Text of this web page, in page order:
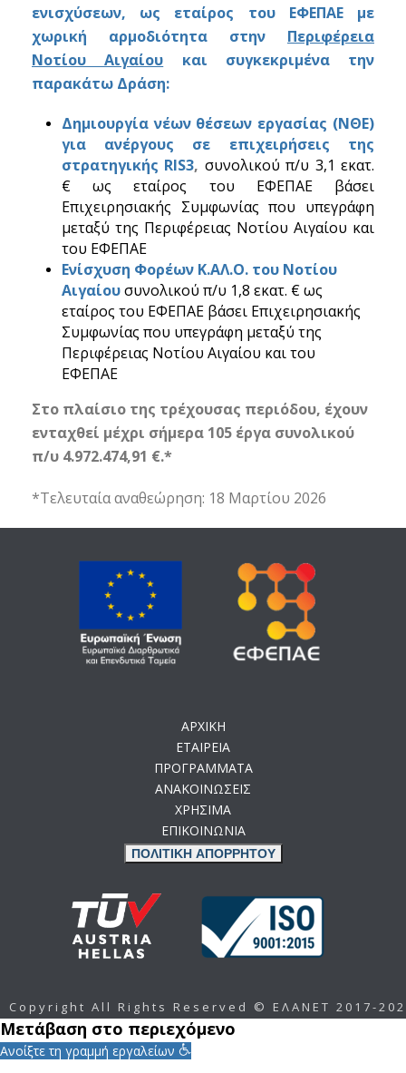
ενισχύσεων, ως εταίρος του ΕΦΕΠΑΕ με
χωρική αρμοδιότητα στην Περιφέρεια
Νοτίου Αιγαίου και συγκεκριμένα την
παρακάτω Δράση:
Δημιουργία νέων θέσεων εργασίας (ΝΘΕ)
για ανέργους σε επιχειρήσεις της
στρατηγικής RIS3, συνολικού π/υ 3,1 εκατ.
€ ως εταίρος του ΕΦΕΠΑΕ βάσει
Επιχειρησιακής Συμφωνίας που υπεγράφη
μεταξύ της Περιφέρειας Νοτίου Αιγαίου και
του ΕΦΕΠΑΕ
Ενίσχυση Φορέων Κ.ΑΛ.Ο. του Νοτίου
Αιγαίουσυνολικού π/υ 1,8 εκατ. € ως
εταίρος του ΕΦΕΠΑΕ βάσει Επιχειρησιακής
Συμφωνίας που υπεγράφη μεταξύ της
Περιφέρειας Νοτίου Αιγαίου και του
ΕΦΕΠΑΕ
Στο πλαίσιο της τρέχουσας περιόδου, έχουν
ενταχθεί μέχρι σήμερα 105 έργα συνολικού
π/υ 4.972.474,91 €.*
*Τελευταία αναθεώρηση: 18 Μαρτίου 2026
ΑΡΧΙΚΗ
ΕΤΑΙΡΕΙΑ
ΠΡΟΓΡΑΜΜΑΤΑ
ΑΝΑΚΟΙΝΩΣΕΙΣ
ΧΡΗΣΙΜΑ
ΕΠΙΚΟΙΝΩΝΙΑ
ΠΟΛΙΤΙΚΗ ΑΠΟΡΡΗΤΟΥ
Copyright All Rights Reserved © ΕΛΑΝΕΤ 2017-
Μετάβαση στο περιεχόμενο
Ανοίξτε τη γραμμή εργαλείων